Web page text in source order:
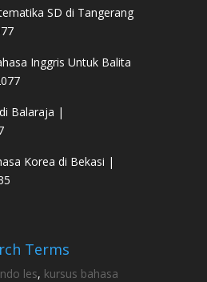
SD di Tangerang
Inggris Untuk Balita
Balaraja |
Korea di Bekasi |
Terms
les, kursus bahasa